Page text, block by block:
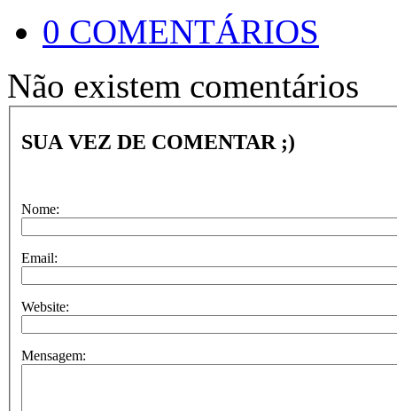
0 COMENTÁRIOS
Não existem comentários
SUA VEZ DE COMENTAR ;)
Nome:
Email:
Website:
Mensagem: